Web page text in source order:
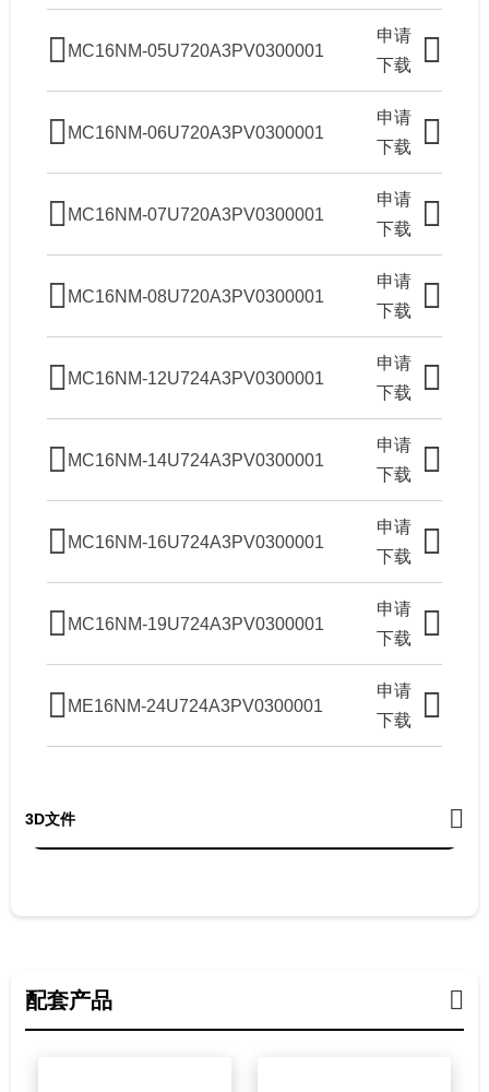
MC16NM-05U720A3PV0300001
申请
下载
MC16NM-06U720A3PV0300001
申请
下载
MC16NM-07U720A3PV0300001
申请
下载
MC16NM-08U720A3PV0300001
申请
下载
MC16NM-12U724A3PV0300001
申请
下载
MC16NM-14U724A3PV0300001
申请
下载
MC16NM-16U724A3PV0300001
申请
下载
MC16NM-19U724A3PV0300001
申请
下载
ME16NM-24U724A3PV0300001
申请
下载
3D文件
配套产品